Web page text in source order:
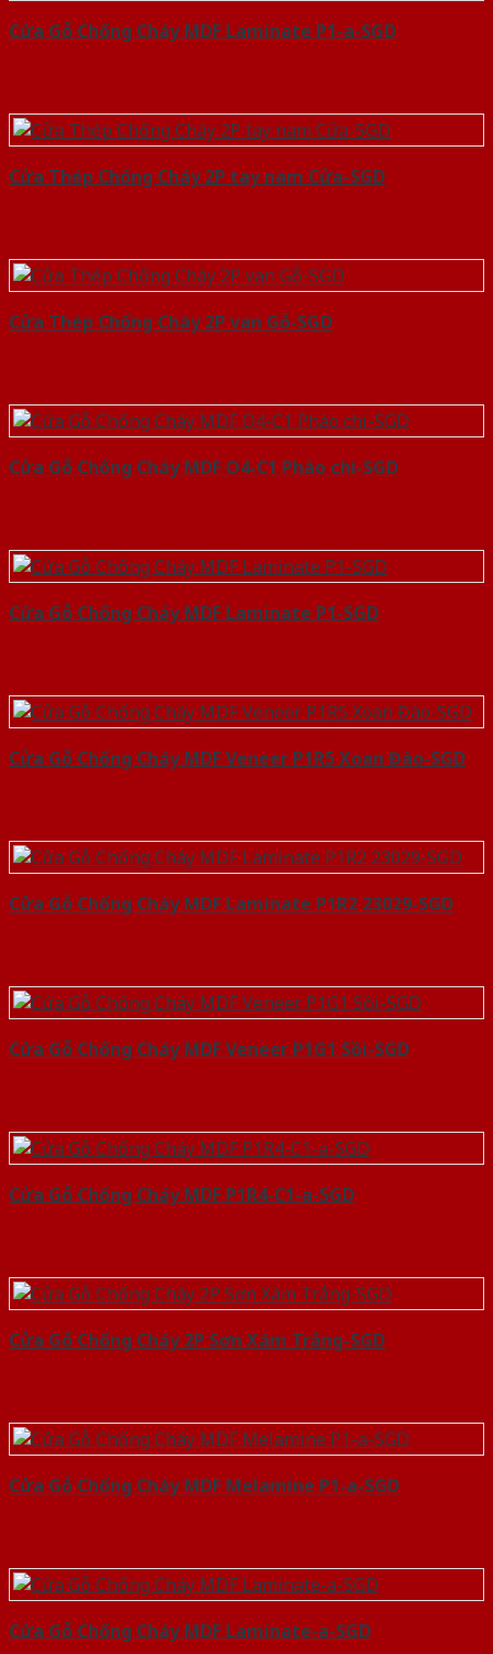
Cửa Gỗ Chống Cháy MDF Laminate P1-a-SGD
Cửa Thép Chống Cháy 2P tay nam Cửa-SGD
Cửa Thép Chống Cháy 2P van Gỗ-SGD
Cửa Gỗ Chống Cháy MDF O4-C1 Phào chi-SGD
Cửa Gỗ Chống Cháy MDF Laminate P1-SGD
Cửa Gỗ Chống Cháy MDF Veneer P1R5 Xoan Đào-SGD
Cửa Gỗ Chống Cháy MDF Laminate P1R2 23029-SGD
Cửa Gỗ Chống Cháy MDF Veneer P1G1 Sồi-SGD
Cửa Gỗ Chống Cháy MDF P1R4-C1-a-SGD
Cửa Gỗ Chống Cháy 2P Sơn Xám Trắng-SGD
Cửa Gỗ Chống Cháy MDF Melamine P1-a-SGD
Cửa Gỗ Chống Cháy MDF Laminate-a-SGD